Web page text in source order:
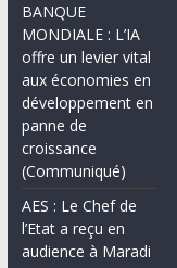
BANQUE
MONDIALE : L’IA
offre un levier vital
aux économies en
développement en
panne de
croissance
(Communiqué)
AES : Le Chef de
l’Etat a reçu en
audience à Maradi